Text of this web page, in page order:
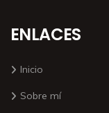
ENLACES
Inicio
Sobre mí